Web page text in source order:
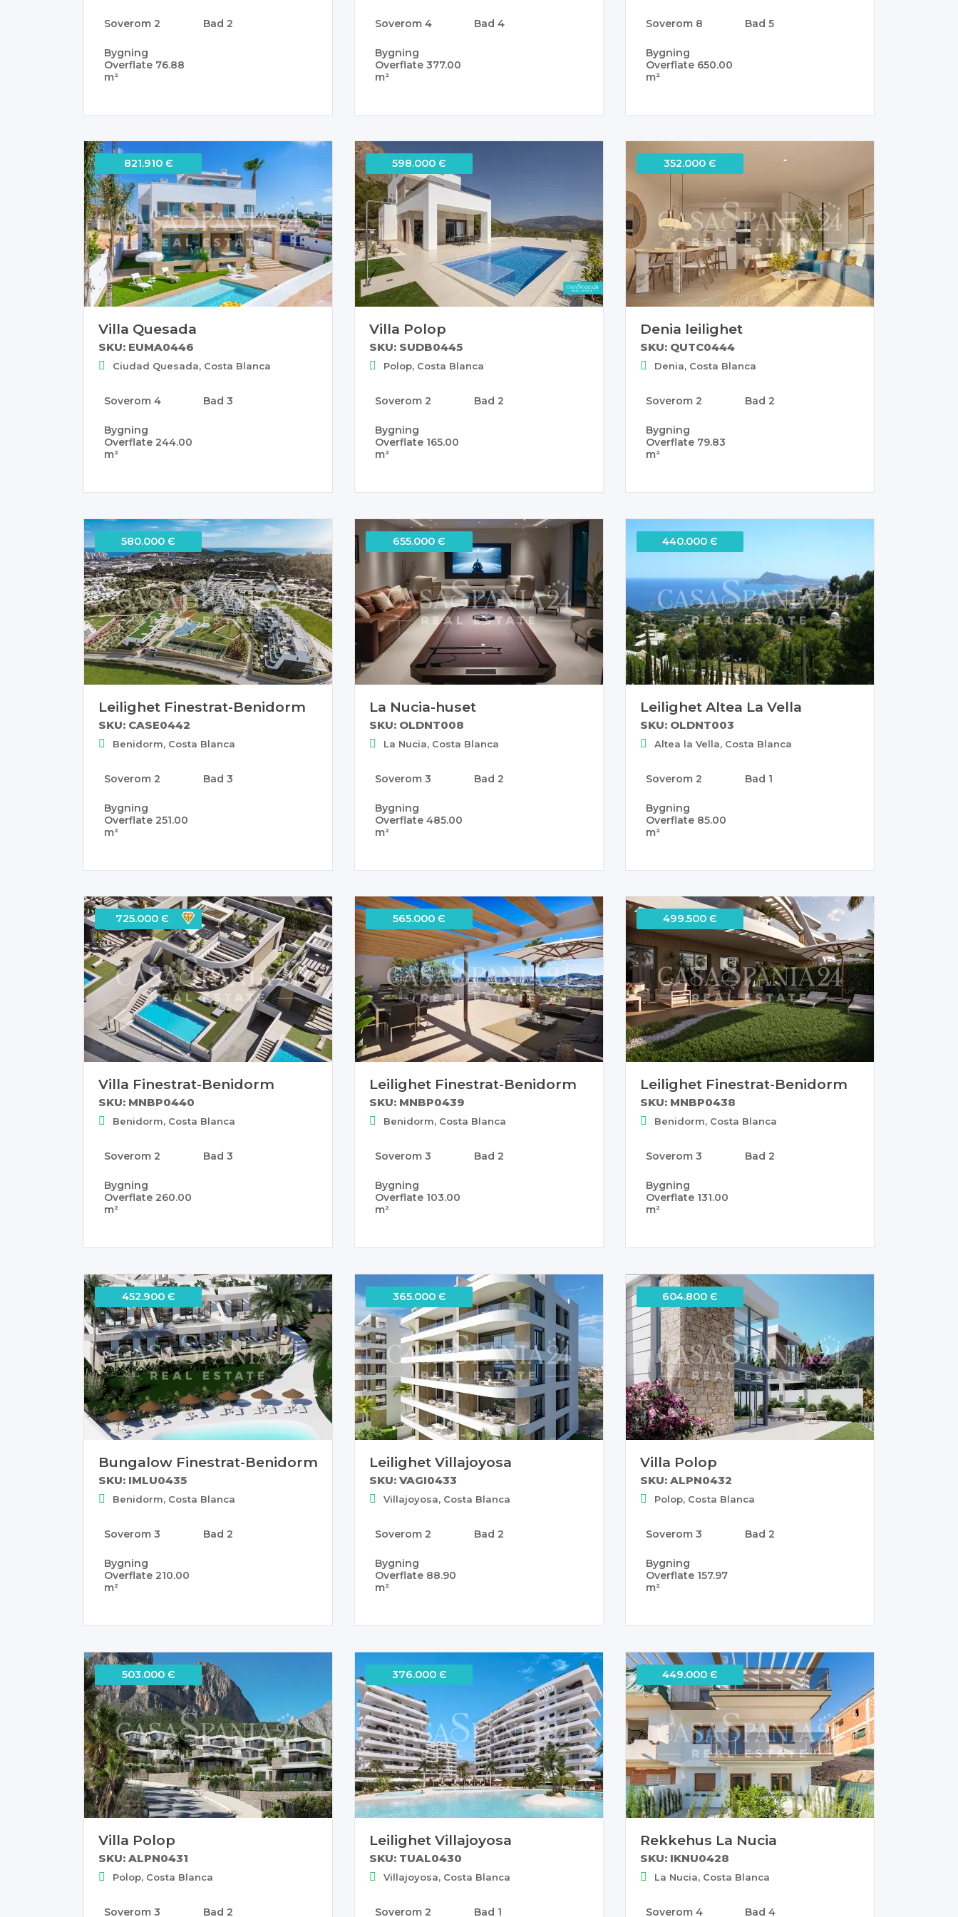
Soverom 2 Bad 2
Bygning
Overflate 76.88
m²
Soverom 4 Bad 4
Bygning
Overflate 377.00
m²
Soverom 8 Bad 5
Bygning
Overflate 650.00
m²
821.910 Є
Villa Quesada
SKU: EUMA0446
Ciudad Quesada, Costa Blanca
Soverom 4 Bad 3
Bygning
Overflate 244.00
m²
598.000 Є
Villa Polop
SKU: SUDB0445
Polop, Costa Blanca
Soverom 2 Bad 2
Bygning
Overflate 165.00
m²
352.000 Є
Denia leilighet
SKU: QUTC0444
Denia, Costa Blanca
Soverom 2 Bad 2
Bygning
Overflate 79.83
m²
580.000 Є
Leilighet Finestrat-Benidorm
SKU: CASE0442
Benidorm, Costa Blanca
Soverom 2 Bad 3
Bygning
Overflate 251.00
m²
655.000 Є
La Nucia-huset
SKU: OLDNT008
La Nucia, Costa Blanca
Soverom 3 Bad 2
Bygning
Overflate 485.00
m²
440.000 Є
Leilighet Altea La Vella
SKU: OLDNT003
Altea la Vella, Costa Blanca
Soverom 2 Bad 1
Bygning
Overflate 85.00
m²
725.000 Є
Villa Finestrat-Benidorm
SKU: MNBP0440
Benidorm, Costa Blanca
Soverom 2 Bad 3
Bygning
Overflate 260.00
m²
565.000 Є
Leilighet Finestrat-Benidorm
SKU: MNBP0439
Benidorm, Costa Blanca
Soverom 3 Bad 2
Bygning
Overflate 103.00
m²
499.500 Є
Leilighet Finestrat-Benidorm
SKU: MNBP0438
Benidorm, Costa Blanca
Soverom 3 Bad 2
Bygning
Overflate 131.00
m²
452.900 Є
Bungalow Finestrat-Benidorm
SKU: IMLU0435
Benidorm, Costa Blanca
Soverom 3 Bad 2
Bygning
Overflate 210.00
m²
365.000 Є
Leilighet Villajoyosa
SKU: VAGI0433
Villajoyosa, Costa Blanca
Soverom 2 Bad 2
Bygning
Overflate 88.90
m²
604.800 Є
Villa Polop
SKU: ALPN0432
Polop, Costa Blanca
Soverom 3 Bad 2
Bygning
Overflate 157.97
m²
503.000 Є
Villa Polop
SKU: ALPN0431
Polop, Costa Blanca
Soverom 3 Bad 2
376.000 Є
Leilighet Villajoyosa
SKU: TUAL0430
Villajoyosa, Costa Blanca
Soverom 2 Bad 1
449.000 Є
Rekkehus La Nucia
SKU: IKNU0428
La Nucia, Costa Blanca
Soverom 4 Bad 4